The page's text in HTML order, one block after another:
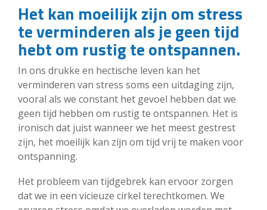
Het kan moeilijk zijn om stress
te verminderen als je geen tijd
hebt om rustig te ontspannen.
In ons drukke en hectische leven kan het
verminderen van stress soms een uitdaging zijn,
vooral als we constant het gevoel hebben dat we
geen tijd hebben om rustig te ontspannen. Het is
ironisch dat juist wanneer we het meest gestrest
zijn, het moeilijk kan zijn om tijd vrij te maken voor
ontspanning.
Het probleem van tijdgebrek kan ervoor zorgen
dat we in een vicieuze cirkel terechtkomen. We